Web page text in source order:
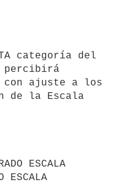
percibirá
con ajuste a los
de la Escala
ESCALA